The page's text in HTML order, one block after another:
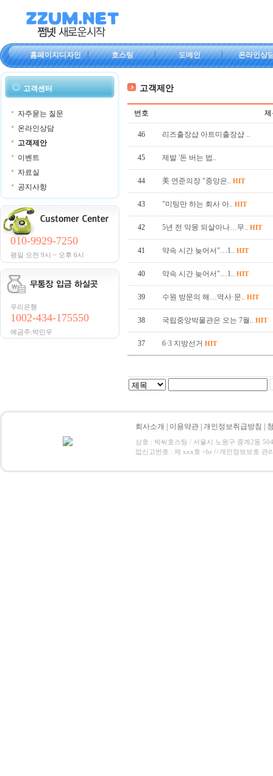
홈페이지디자인 호스팅 도메인 온라인상
고객센터
자주묻는 질문
온라인상담
고객제안
이벤트
자료실
공지사항
010-9929-7250
평일 오전 9시 ~ 오후 6시
우리은행
1002-434-175550
예금주:박민우
고객제안
번호
46 리즈출장샵 아트미출장샵 ..
45 제발 '돈 버는 법..
44 美 연준의장 "중앙은.. HIT
43 "미팅만 하는 회사 아.. HIT
42 5년 전 악몽 되살아나…무.. HIT
41 약속 시간 늦어서"…1.. HIT
40 약속 시간 늦어서"…1.. HIT
39 수원 방문의 해…역사·문.. HIT
38 국립중앙박물관은 오는 7월.. HIT
37 6·3 지방선거 HIT
회사소개 이용약관 개인정보취급방침
상호 : 박씨호스팅 / 서울시 노원구 중계2동
업신고번호 : 제 xxx호 <br />개인정보보호 관